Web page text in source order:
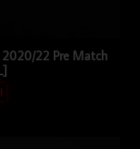
2020/22 Pre Match